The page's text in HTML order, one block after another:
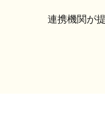
連携機関が